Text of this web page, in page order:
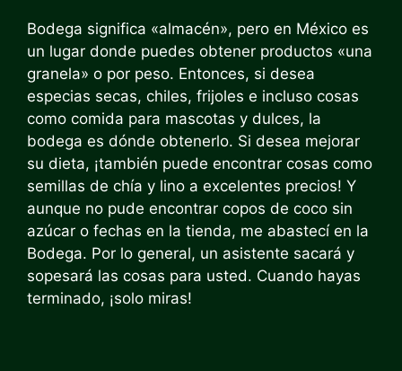
Bodega significa «almacén», pero en México es
un lugar donde puedes obtener productos «una
granela» o por peso. Entonces, si desea
especias secas, chiles, frijoles e incluso cosas
como comida para mascotas y dulces, la
bodega es dónde obtenerlo. Si desea mejorar
su dieta, ¡también puede encontrar cosas como
semillas de chía y lino a excelentes precios! Y
aunque no pude encontrar copos de coco sin
azúcar o fechas en la tienda, me abastecí en la
Bodega. Por lo general, un asistente sacará y
sopesará las cosas para usted. Cuando hayas
terminado, ¡solo miras!